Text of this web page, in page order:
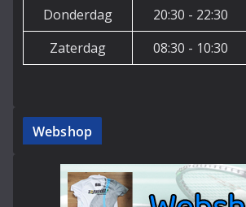
Donderdag
20:30 - 22:30
Zaterdag
08:30 - 10:30
Webshop